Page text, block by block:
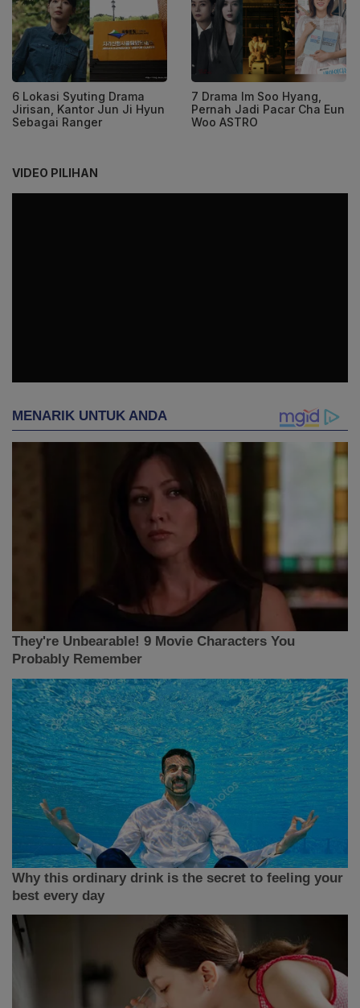
6 Lokasi Syuting Drama
Jirisan, Kantor Jun Ji Hyun
Sebagai Ranger
7 Drama Im Soo Hyang,
Pernah Jadi Pacar Cha Eun
Woo ASTRO
VIDEO PILIHAN